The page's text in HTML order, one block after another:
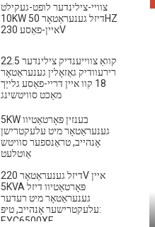
צוויי-צילינדער לופט-געקילט
10KW דיזל גענעראַטאָר 50HZ
איין-פאַסע 230V
22.5 קוואַ צווייענדיק צילינדער
רירעוודיק גאַזאָלין גענעראַטאָר
18 קוו איין דריי-פאַסע גלייַך
מאַכט סוויטשינג
5KW בענזין פּאָרטאַטיוו
גענעראַטאָר מיט עלעקטרישן
אָנהייב, טראַנספער סוויטש
אַוטלעט
דיזל גענעראַטאָר 220V איין
5KVA פּאָרטאַטיוו דיזל
גענעראַטאָר מיט רעדער
עלעקטרישער אָנהייב, טיפּ:
EYC6500XE